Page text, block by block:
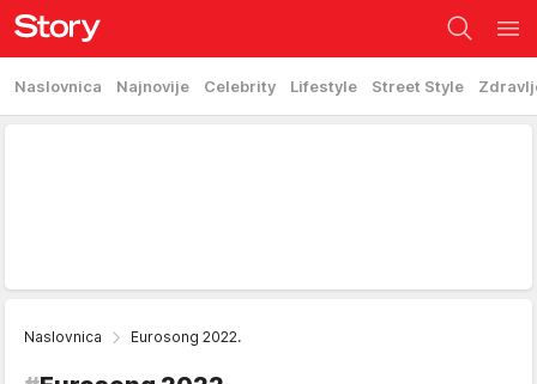
Naslovnica Najnovije Celebrity Lifestyle Street Style
Naslovnica Eurosong 2022.